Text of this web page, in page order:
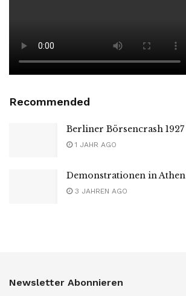
Recommended
Berliner Börsencrash 1927
1 JAHR AGO
Demonstrationen in Athen
3 JAHREN AGO
Newsletter Abonnieren